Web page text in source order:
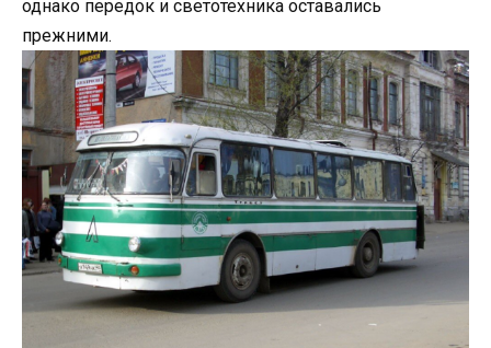
однако передок и светотехника оставались
прежними.